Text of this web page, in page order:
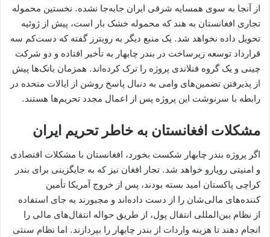
از آنجا به سوی همسایه شرقی ایران جابه‌جا نشده. نخستین محموله
تجاری افغانستان به هند که محموله‌ خشک ‌بار است، پیش از ژوئیه
تحویل داده نخواهد شد. یک منبع دیگر به رویترز گفته که دست‌کم سه
قرارداد توسعه زیرساخت در بندر چابهار به تأخیر افتاده و دو شرکت
چینی و یک گروه فنلاندی پروژه را ترک کرده‌اند. همزمان بانک‌ها پیش
از پذیرفتن تضمین‌های وامی به دنبال پاسخ روشن از ایالات متحده در
رابطه با سرنوشت این پروژه پس از اعمال مجدد تحریم‌ها هستند.
مشکلات افغانستان به خاطر تحریم ایران
اگر پروژه بندر چابهار شکست بخورد، افغانستان با مشکلات اقتصادی
و امنیتی رویارو خواهد شد. تجار افغان نیز که به جایگزینی برای بندر
کراچی پاکستان امید بسته بودند، پس از خروج آمریکا تأمین‌
کننده‌های مالی‌شان را از دست داده‌اند و مجبورند به جای استفاده
از نظام بین‌المللی انتقال پول، از طریق حواله انتقال‌های مالی را
انجام دهند تا هزینه واردات از بندر چابهار را بپردازند. اما نظام سنتی